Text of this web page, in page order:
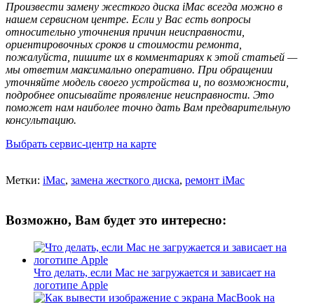
Произвести замену жесткого диска iMac всегда можно в
нашем сервисном центре. Если у Вас есть вопросы
относительно уточнения причин неисправности,
ориентировочных сроков и стоимости ремонта,
пожалуйста, пишите их в комментариях к этой статьей —
мы ответим максимально оперативно. При обращении
уточняйте модель своего устройства и, по возможности,
подробнее описывайте проявление неисправности. Это
поможет нам наиболее точно дать Вам предварительную
консультацию.
Выбрать сервис-центр на карте
Метки: iMac, замена жесткого диска, ремонт iMac
Возможно, Вам будет это интересно:
Что делать, если Mac не загружается и зависает на
логотипе Apple